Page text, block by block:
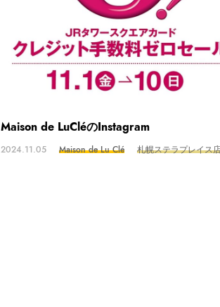
Maison de LuCléのInstagram
2024.11.05 Maison de Lu Clé 札幌ステラプレイス